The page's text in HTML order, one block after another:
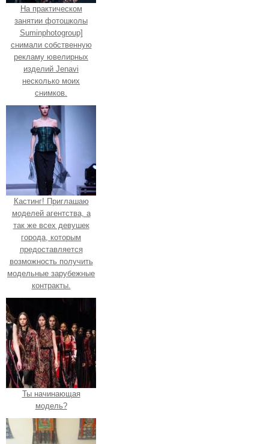
На практическом
занятии фотошколы
Suminphotogroup]
снимали собственную
рекламу ювелирных
изделий Jenavi
несколько моих
снимков.
Кастинг! Приглашаю
моделей агентства, а
так же всех девушек
города, которым
предоставляется
возможность получить
модельные зарубежные
контракты.
Ты начинающая
модель?